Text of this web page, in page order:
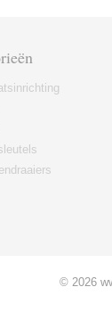
© 2026